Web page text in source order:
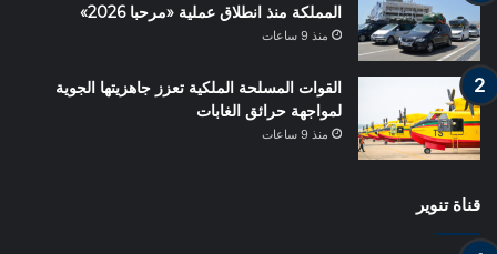
المملكة منذ انطلاق عملية «مرحبا 2026»
منذ 9 ساعات
القوات المسلحة الملكية تعزز جاهزيتها الجوية
لمواجهة حرائق الغابات
منذ 9 ساعات
قناة تنوير